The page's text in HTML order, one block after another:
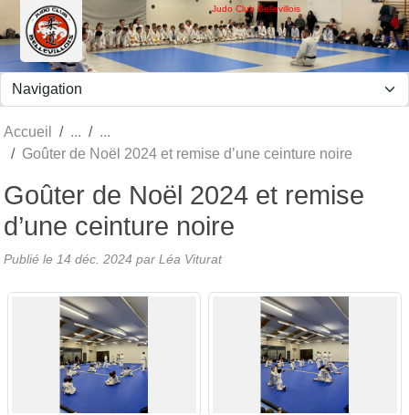
Judo Club Bellevillois
Accueil
Goûter de Noël 2024 et remise d’une ceinture noire
Goûter de Noël 2024 et remise
d’une ceinture noire
Publié le 14 déc. 2024 par Léa Viturat
Panneau de gestion des cookies